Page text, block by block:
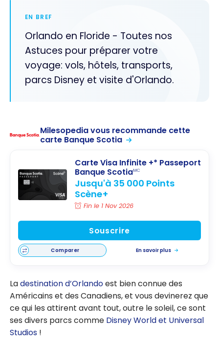
EN BREF
Orlando en Floride - Toutes nos
Astuces pour préparer votre
voyage: vols, hôtels, transports,
parcs Disney et visite d'Orlando.
Milesopedia vous recommande cette
carte Banque Scotia
Carte Visa Infinite +* Passeport
Banque ScotiaMC
Jusqu'à 35 000 Points
Scène+
Fin le 1 Nov 2026
Souscrire
Comparer En savoir plus
Ladestination d’Orlandoest bien connue des
Américains et des Canadiens, et vous devinerez que
ce qui les attirent avant tout, outre le soleil, ce sont
ses divers parcs comme Disney World et Universal
Studios !